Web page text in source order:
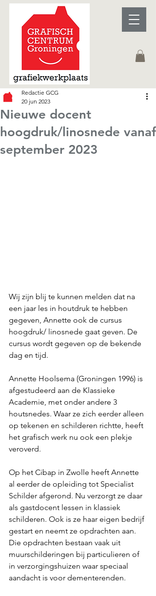
Nieuwe docent
hoogdruk/linosnede vanaf
september 2023
Redactie GCG
20 jun 2023
Wij zijn blij te kunnen melden dat na
een jaar les in houtdruk te hebben
gegeven, Annette ook de cursus
hoogdruk/ linosnede gaat geven. De
cursus wordt gegeven op de bekende
dag en tijd.
Annette Hoolsema (Groningen 1996) is
afgestudeerd aan de Klassieke
Academie, met onder andere 3
houtsnedes. Waar ze zich eerder alleen
op tekenen en schilderen richtte, heeft
het grafisch werk nu ook een plekje
veroverd.
Op het Cibap in Zwolle heeft Annette
al eerder de opleiding tot Specialist
Schilder afgerond. Nu verzorgt ze daar
als gastdocent lessen in klassiek
schilderen. Ook is ze haar eigen bedrijf
gestart en neemt ze opdrachten aan.
Die opdrachten bestaan vaak uit
muurschilderingen bij particulieren of
in verzorgingshuizen waar speciaal
aandacht is voor dementerenden.